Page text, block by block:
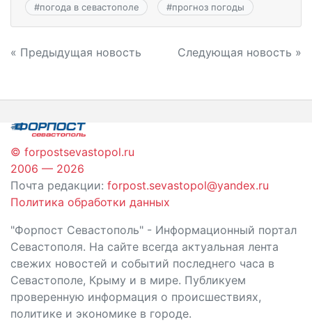
#погода в севастополе #прогноз погоды
Навигация
записям
« Предыдущая новость Следующая новость »
© forpostsevastopol.ru
2006 — 2026
Почта редакции: forpost.sevastopol@yandex.ru
Политика обработки данных
"Форпост Севастополь" - Информационный портал
Севастополя. На сайте всегда актуальная лента
свежих новостей и событий последнего часа в
Севастополе, Крыму и в мире. Публикуем
проверенную информация о происшествиях,
политике и экономике в городе.